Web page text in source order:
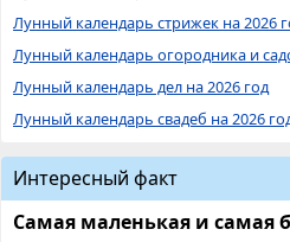
Лунный календарь стрижек на 2026
Лунный календарь огородника и
Лунный календарь дел на 2026 год
Лунный календарь свадеб на 2026
Интересный факт
Самая маленькая и самая